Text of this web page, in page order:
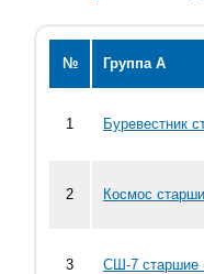
№ Группа А
1 Буревестник
2 Космос
3 СШ-7 старшие